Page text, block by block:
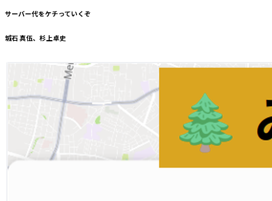
サーバー代をケチっていくぞ
城石 真伍、杉上卓史